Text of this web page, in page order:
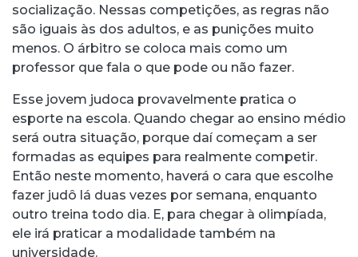
socialização. Nessas competições, as regras não
são iguais às dos adultos, e as punições muito
menos. O árbitro se coloca mais como um
professor que fala o que pode ou não fazer.
Esse jovem judoca provavelmente pratica o
esporte na escola. Quando chegar ao ensino médio
será outra situação, porque daí começam a ser
formadas as equipes para realmente competir.
Então neste momento, haverá o cara que escolhe
fazer judô lá duas vezes por semana, enquanto
outro treina todo dia. E, para chegar à olimpíada,
ele irá praticar a modalidade também na
universidade.